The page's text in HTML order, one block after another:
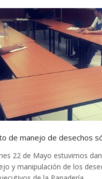
de manejo de desechos
22 de Mayo estuvimos
y manipulación de los